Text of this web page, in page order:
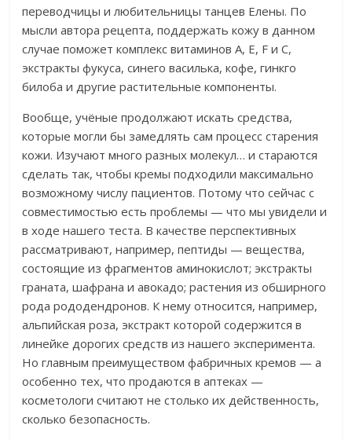
переводчицы и любительницы танцев Елены. По
мысли автора рецепта, поддержать кожу в данном
случае поможет комплекс витаминов А, Е, F и С,
экстракты фукуса, синего василька, кофе, гинкго
билоба и другие растительные компоненты.
Вообще, учёные продолжают искать средства,
которые могли бы замедлять сам процесс старения
кожи. Изучают много разных молекул… и стараются
сделать так, чтобы кремы подходили максимально
возможному числу пациентов. Потому что сейчас с
совместимостью есть проблемы — что мы увидели и
в ходе нашего теста. В качестве перспективных
рассматривают, например, пептиды — вещества,
состоящие из фрагментов аминокислот; экстракты
граната, шафрана и авокадо; растения из обширного
рода рододендронов. К нему относится, например,
альпийская роза, экстракт которой содержится в
линейке дорогих средств из нашего эксперимента.
Но главным преимуществом фабричных кремов — а
особенно тех, что продаются в аптеках —
косметологи считают не столько их действенность,
сколько безопасность.